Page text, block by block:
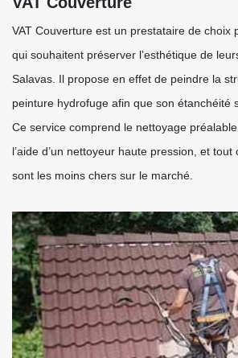
VAT Couverture est un prestataire de choix
qui souhaitent préserver l’esthétique de
Salavas. Il propose en effet de peindre la
peinture hydrofuge afin que son étanchéité
Ce service comprend le nettoyage
l’aide d’un nettoyeur haute pression, et
sont les moins chers sur le marché.